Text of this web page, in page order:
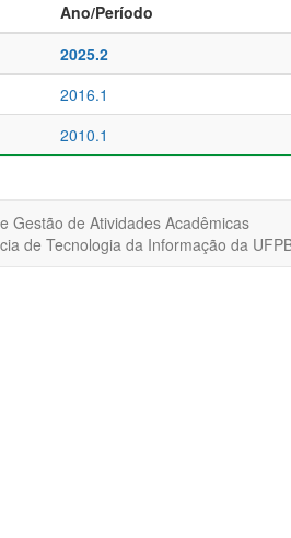
Ano/Período
2025.2
2016.1
2010.1
Gestão de Atividades Acadêmicas
de Tecnologia da Informação da